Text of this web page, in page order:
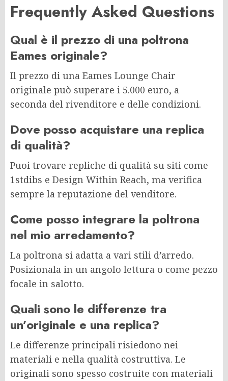
Frequently Asked Questions
Qual è il prezzo di una poltrona
Eames originale?
Il prezzo di una Eames Lounge Chair
originale può superare i 5.000 euro, a
seconda del rivenditore e delle condizioni.
Dove posso acquistare una replica
di qualità?
Puoi trovare repliche di qualità su siti come
1stdibs e Design Within Reach, ma verifica
sempre la reputazione del venditore.
Come posso integrare la poltrona
nel mio arredamento?
La poltrona si adatta a vari stili d’arredo.
Posizionala in un angolo lettura o come pezzo
focale in salotto.
Quali sono le differenze tra
un’originale e una replica?
Le differenze principali risiedono nei
materiali e nella qualità costruttiva. Le
originali sono spesso costruite con materiali